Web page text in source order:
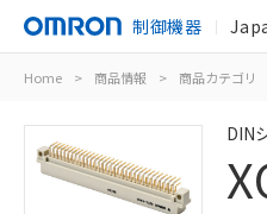
制御機器
Home > 商品情報 > 商品カテゴリ
DIN